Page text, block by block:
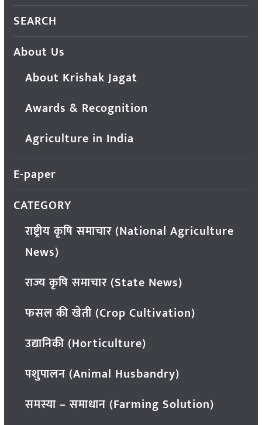
SEARCH
About Us
About Krishak Jagat
Awards & Recognition
Agriculture in India
E-paper
CATEGORY
राष्ट्रीय कृषि समाचार (National Agriculture
News)
राज्य कृषि समाचार (State News)
फसल की खेती (Crop Cultivation)
उद्यानिकी (Horticulture)
पशुपालन (Animal Husbandry)
समस्या – समाधान (Farming Solution)